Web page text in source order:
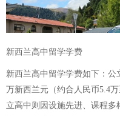
新西兰高中留学学费
新西兰高中留学学费如下：公
万新西兰元（约合人民币5.4
立高中则因设施先进、课程多